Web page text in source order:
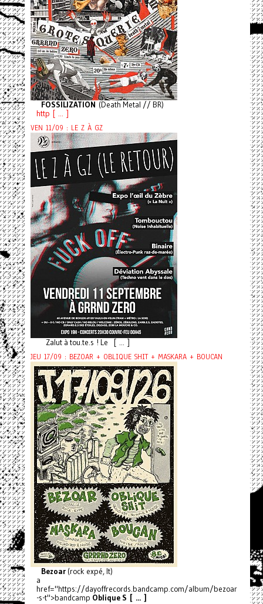
FOSSILIZATION (Death Metal // BR)
http [ ... ]
VEN 11/09 : LE Z À GZ
Zalut à tou.te.s ! Le [ ... ]
JEU 17/09 : BEZOAR + OBLIQUE SHIT + MASKARA + BOUCAN
Bezoar(rock expé, It)
a
href="https://dayoffrecords.bandcamp.com/album/bezoar
-s-t">bandcamp Oblique S [ ... ]